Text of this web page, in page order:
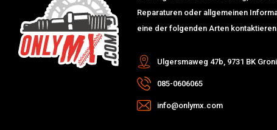
Reparaturen oder allgemeinen
eine der folgenden Arten
Ulgersmaweg 47b, 9731 BK
085-0606065
info@onlymx.com